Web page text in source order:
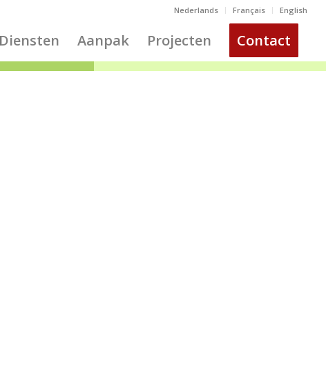
Nederlands Français English
Diensten Aanpak Projecten Contact